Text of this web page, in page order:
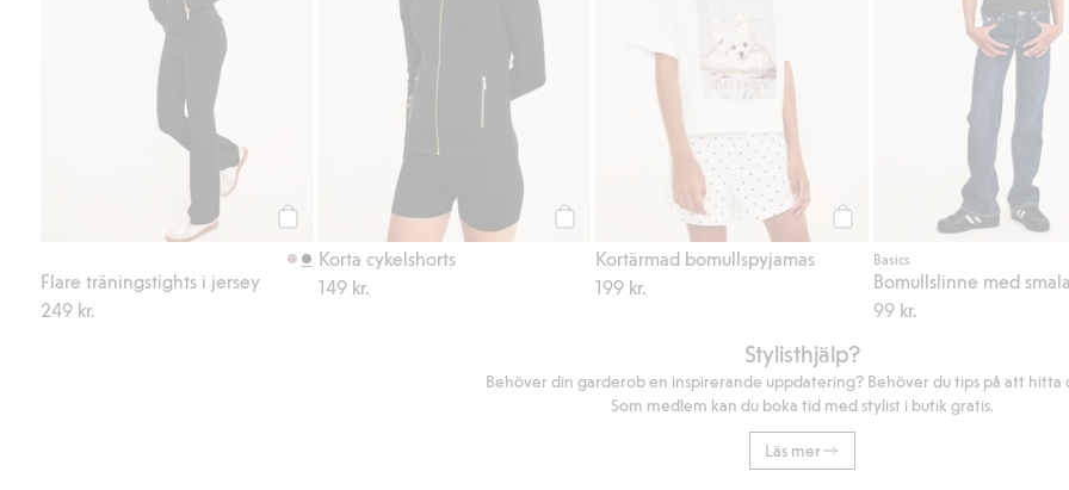
Flare träningstights i jersey
249 kr.
Korta cykelshorts
149 kr.
Kortärmad bomullspyjamas
199 kr.
Basics
99 kr.
Stylisthjälp?
Behöver din garderob en inspirerande uppdatering? Behöver du tips på att hitta
Som medlem kan du boka tid med stylist i butik gratis.
Läs mer